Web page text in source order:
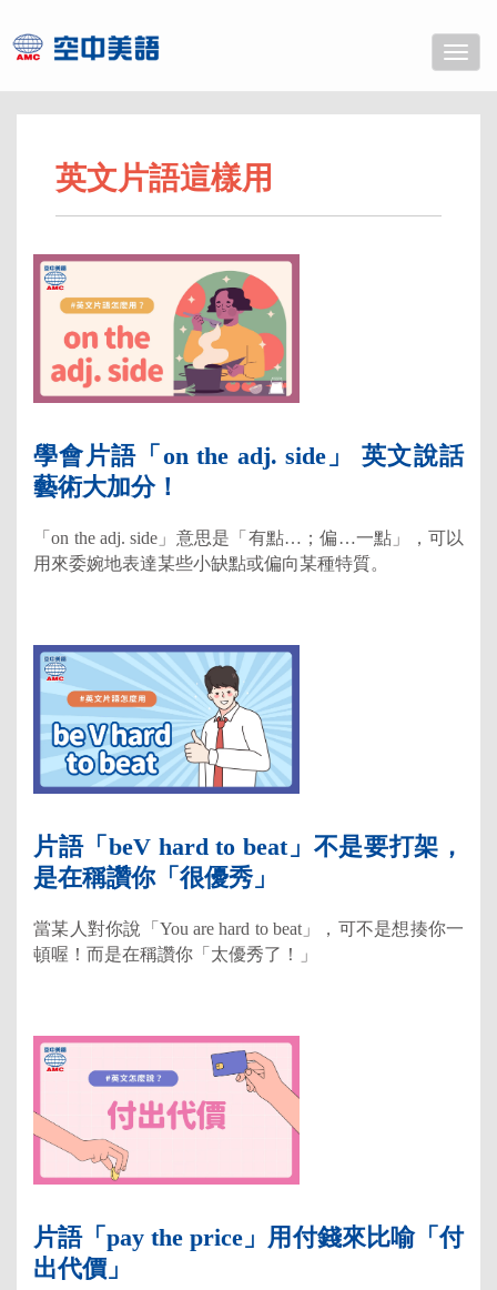
Toggle
英文片語這樣用
學會片語「on the adj. side」 英文說話
藝術大加分！
「on the adj. side」意思是「有點…；偏…一點」，可以
用來委婉地表達某些小缺點或偏向某種特質。
片語「beV hard to beat」不是要打架，
是在稱讚你「很優秀」
當某人對你說「You are hard to beat」，可不是想揍你一
頓喔！而是在稱讚你「太優秀了！」
片語「pay the price」用付錢來比喻「付
出代價」